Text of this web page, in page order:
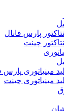
پارس فانال
چینت
مینیاتوری پارس
مینیاتوری چینت